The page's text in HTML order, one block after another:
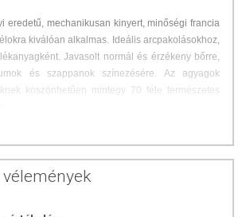
eredetű, mechanikusan kinyert, minőségi francia
kiválóan alkalmas. Ideális arcpakolásokhoz,
Javasolt normál és érzékeny bőrre,
és szappanok színezésére. Az agyagok
köszönhetően mintegy 70 féle természetes